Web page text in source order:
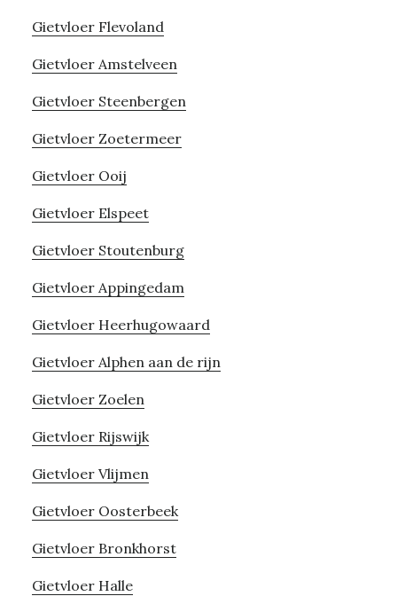
Gietvloer Flevoland
Gietvloer Amstelveen
Gietvloer Steenbergen
Gietvloer Zoetermeer
Gietvloer Ooij
Gietvloer Elspeet
Gietvloer Stoutenburg
Gietvloer Appingedam
Gietvloer Heerhugowaard
Gietvloer Alphen aan de rijn
Gietvloer Zoelen
Gietvloer Rijswijk
Gietvloer Vlijmen
Gietvloer Oosterbeek
Gietvloer Bronkhorst
Gietvloer Halle